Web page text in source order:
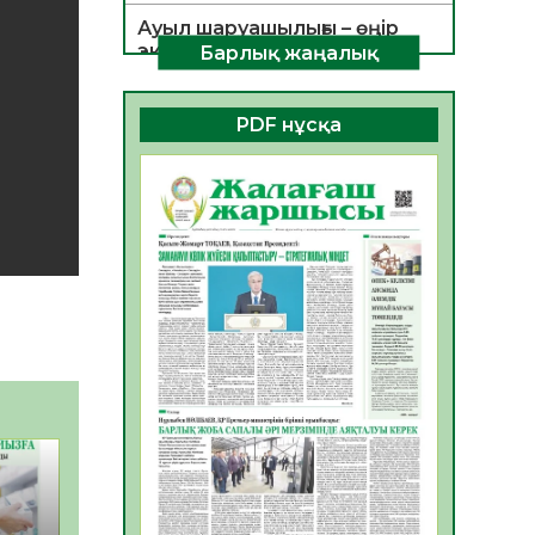
Ауыл шаруашылығы – өңір
экономикасының негізгі
тірегі
06.08.2026
38 0
ҚОҒАМДЫҚ БЕЛСЕНДІЛІК –
ЕЛ ДАМУЫНЫҢ НЕГІЗІ
06.08.2026
35
ҚҰРЫЛТАЙ САЙЛАУЫ –
БОЛАШАҚҚА БАСТАР
ЖАУАПТЫ ТАҢДАУ
06.08.2026
37
Инфекциялық ауруларға
қарсы иммундау
жұмыстарының тиімділігі
06.08.2026
39
Көкжөтел ауруы туралы
Барлық жаңалық
PDF нұсқа